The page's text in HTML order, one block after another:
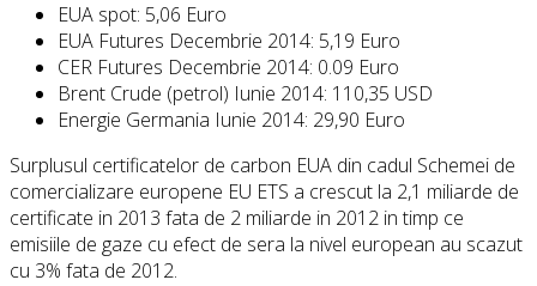
EUA spot: 5,06 Euro
EUA Futures Decembrie 2014: 5,19 Euro
CER Futures Decembrie 2014: 0.09 Euro
Brent Crude (petrol) Iunie 2014: 110,35 USD
Energie Germania Iunie 2014: 29,90 Euro
Surplusul certificatelor de carbon EUA din cadul Schemei de
comercializare europene EU ETS a crescut la 2,1 miliarde de
certificate in 2013 fata de 2 miliarde in 2012 in timp ce
emisiile de gaze cu efect de sera la nivel european au scazut
cu 3% fata de 2012.